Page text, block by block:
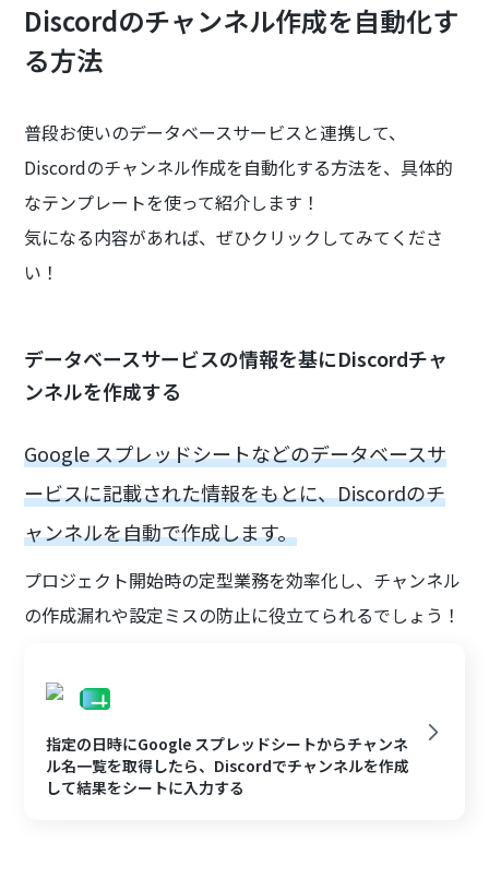
Discordのチャンネル作成を自動化す
る方法
普段お使いのデータベースサービスと連携して、
Discordのチャンネル作成を自動化する方法を、具体的
なテンプレートを使って紹介します！
気になる内容があれば、ぜひクリックしてみてくださ
い！
データベースサービスの情報を基にDiscordチャ
ンネルを作成する
Google スプレッドシートなどのデータベースサ
ービスに記載された情報をもとに、Discordのチ
ャンネルを自動で作成します。
プロジェクト開始時の定型業務を効率化し、チャンネル
の作成漏れや設定ミスの防止に役立てられるでしょう！
指定の日時にGoogle スプレッドシートからチャンネ
ル名一覧を取得したら、Discordでチャンネルを作成
して結果をシートに入力する